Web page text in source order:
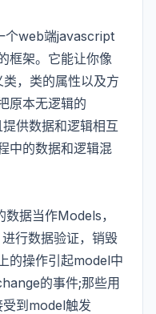
个web端javascript
框架。它能让你像
，类的属性以及方
原本无逻辑的
供数据和逻辑相互
中的数据和逻辑混
据当作Models，
行数据验证，销毁
的操作引起model中
的事件;那些用
到model触发